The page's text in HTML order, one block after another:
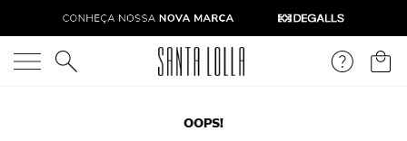
O que você está procurando?
OOPS!